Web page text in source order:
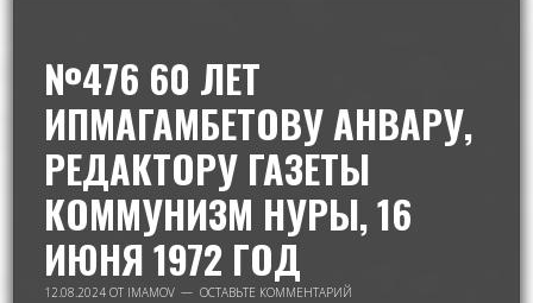
№476 60 ЛЕТ
ИПМАГАМБЕТОВУ АНВАРУ,
РЕДАКТОРУ ГАЗЕТЫ
КОММУНИЗМ НУРЫ, 16
ИЮНЯ 1972 ГОД
12.08.2024 ОТ IMAMOV ОСТАВЬТЕ КОММЕНТАРИЙ